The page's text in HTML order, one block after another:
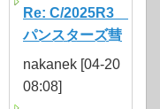
Re: C/2025R3
パンスターズ彗
nakanek [04-20
08:08]